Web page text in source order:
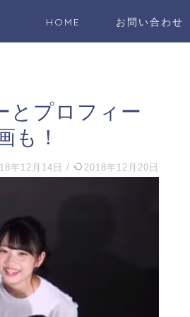
HOME お問い合わせ
とプロフィー
も！
年12月14日 / 2018年12月20日